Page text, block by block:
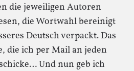
die jeweiligen Autoren
die Wortwahl bereinigt
Deutsch verpackt. Das
die ich per Mail an jeden
Und nun geb ich